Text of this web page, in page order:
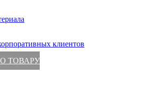
клиентов
ТОВАРУ